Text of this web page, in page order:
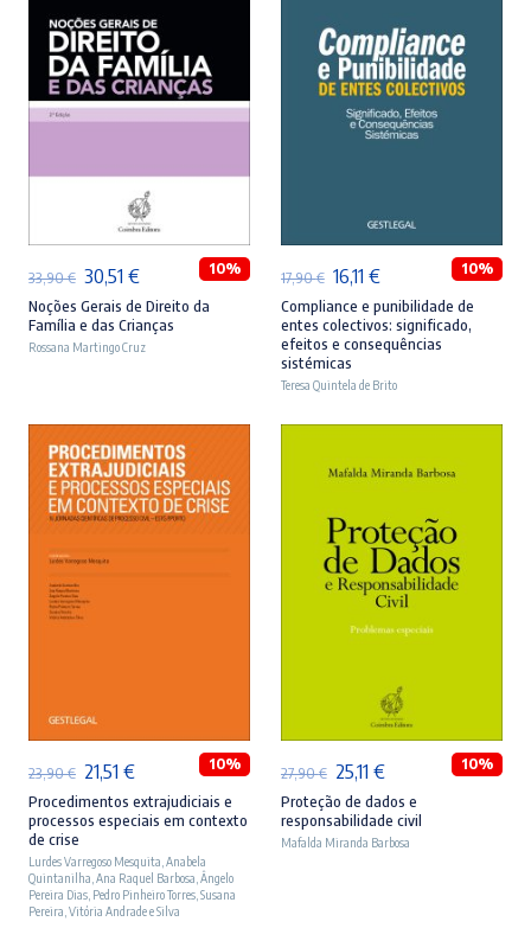
ADICIONAR
33,90€ O
preço
original
30,51 €O
preço
atual
10%
Noções Gerais de Direito da
Família e das Crianças
Rossana Martingo Cruz
17,90€ O
preço
original
era:
16,11 €O
preço
atual
10%
Compliance e punibilidade de
entes colectivos: significado,
efeitos e consequências
sistémicas
Teresa Quintela de Brito
23,90€ O
preço
original
era:
23,90 €.
21,51 €O
preço
atual
é:
21,51 €.
10%
Procedimentos extrajudiciais e
processos especiais em contexto
de crise
Lurdes Varregoso Mesquita Anabela
Quintanilha Ana Raquel Barbosa Ângelo
Pereira Dias Pedro Pinheiro Torres Susana
Pereira Vitória Andrade e Silva
ADICIONAR
27,90€ O
preço
original
25,11 €O
preço
atual
10%
Proteção de dados e
responsabilidade civil
Mafalda Miranda Barbosa